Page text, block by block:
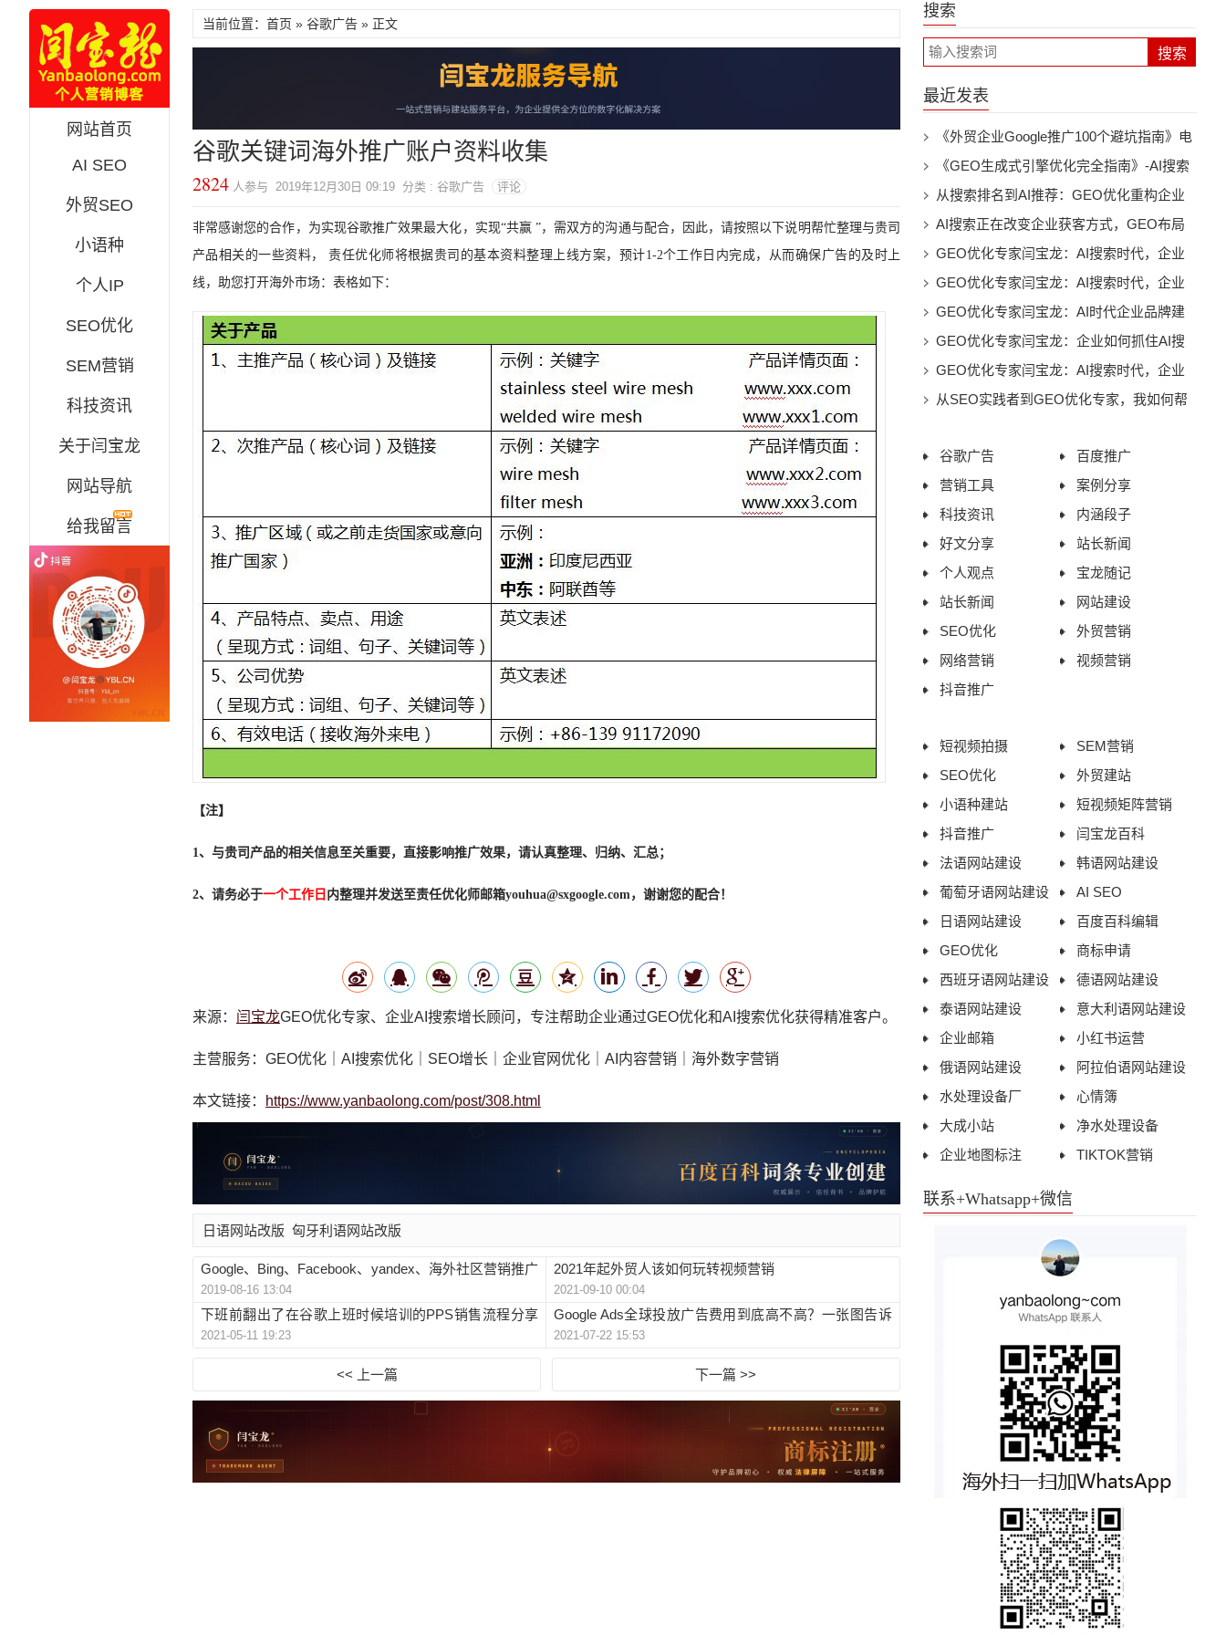
网站首页
AI SEO
外贸SEO
小语种
个人IP
SEO优化
SEM营销
科技资讯
关于闫宝龙
网站导航
给我留言
当前位置：首页 » 谷歌广告 » 正文
谷歌关键词海外推广账户资料收集
2824 人参与 2019年12月30日 09:19 分类 : 谷歌广告 评论
非常感谢您的合作，为实现谷歌推广效果最大化，实现“共赢 ”，需双方的沟通与配合，因此，请按照以下说明帮忙整理与贵司
产品相关的一些资料， 责任优化师将根据贵司的基本资料整理上线方案，预计1-2个工作日内完成，从而确保广告的及时上
线，助您打开海外市场：表格如下：
【注】
1、与贵司产品的相关信息至关重要，直接影响推广效果，请认真整理、归纳、汇总；
2、请务必于一个工作日 内整理并发送至责任优化师邮箱youhua@sxgoogle.com，谢谢您的配合！
来源： 闫宝龙GEO优化专家、企业AI搜索增长顾问，专注帮助企业通过GEO优化和AI搜索优化获得精准客户。
主营服务：GEO优化｜AI搜索优化｜SEO增长｜企业官网优化｜AI内容营销｜海外数字营销
本文链接： https://www.yanbaolong.com/post/308.html
日语网站改版 匈牙利语网站改版
Google、Bing、Facebook、yandex、海外社区营销推广
合同标准版下载
2019-08-16 13:04
2021年起外贸人该如何玩转视频营销
2021-09-10 00:04
下班前翻出了在谷歌上班时候培训的PPS销售流程分享
给大家
2021-05-11 19:23
Google Ads全球投放广告费用到底高不高？一张图告诉
你
2021-07-22 15:53
<< 上一篇 下一篇 >>
搜索
最近发表
《外贸企业Google推广100个避坑指南》电
子书下载
《GEO生成式引擎优化完全指南》-AI搜索
时代的品牌曝光与流量增长实战电子书下载
从搜索排名到AI推荐：GEO优化重构企业
数字营销新未来
AI搜索正在改变企业获客方式，GEO布局
已经成为未来趋势
GEO优化专家闫宝龙：AI搜索时代，企业
为什么必须建立自己的“AI可见性”
GEO优化专家闫宝龙：AI搜索时代，企业
如何打造属于自己的智能推荐入口
GEO优化专家闫宝龙：AI时代企业品牌建
设的新方向，让AI成为企业增长新入口
GEO优化专家闫宝龙：企业如何抓住AI搜
索时代第一波增长机会
GEO优化专家闫宝龙：AI搜索时代，企业
为什么需要重新打造自己的数字影响力
从SEO实践者到GEO优化专家，我如何帮
谷歌广告
百度推广
营销工具
案例分享
科技资讯
内涵段子
好文分享
站长新闻
个人观点
宝龙随记
站长新闻
网站建设
SEO优化
外贸营销
网络营销
视频营销
抖音推广
短视频拍摄
SEM营销
SEO优化
外贸建站
小语种建站
短视频矩阵营销
抖音推广
闫宝龙百科
法语网站建设
韩语网站建设
葡萄牙语网站建设
AI SEO
日语网站建设
百度百科编辑
GEO优化
商标申请
西班牙语网站建设
德语网站建设
泰语网站建设
意大利语网站建设
企业邮箱
小红书运营
俄语网站建设
阿拉伯语网站建设
水处理设备厂
心情簿
大成小站
净水处理设备
企业地图标注
TIKTOK营销
联系+Whatsapp+微信